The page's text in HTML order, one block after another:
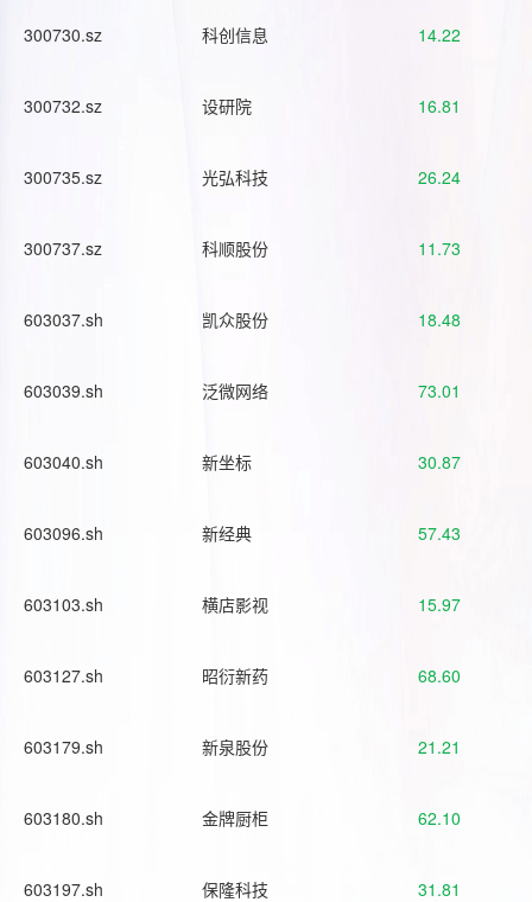
300730.sz 科创信息 14.22
300732.sz 设研院 16.81
300735.sz 光弘科技 26.24
300737.sz 科顺股份 11.73
603037.sh 凯众股份 18.48
603039.sh 泛微网络 73.01
603040.sh 新坐标 30.87
603096.sh 新经典 57.43
603103.sh 横店影视 15.97
603127.sh 昭衍新药 68.60
603179.sh 新泉股份 21.21
603180.sh 金牌厨柜 62.10
603197.sh 保隆科技 31.81